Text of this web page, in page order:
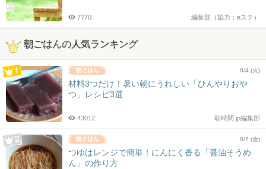
編集部（協力：eステ）
7770
朝ごはんの人気ランキング
8/4 (火)
材料3つだけ！暑い朝にうれしい「ひんやりおや
つ」レシピ3選
朝時間.jp編集部
43012
8/7 (金)
つゆはレンジで簡単！にんにく香る「醤油そうめ
ん」の作り方